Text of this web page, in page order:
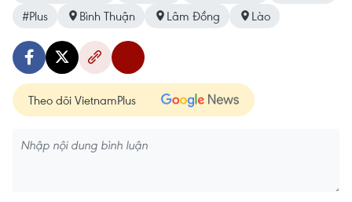
#Plus
Bình Thuận Lâm Đồng Lào
Theo dõi VietnamPlus